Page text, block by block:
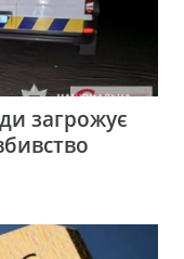
загрожує